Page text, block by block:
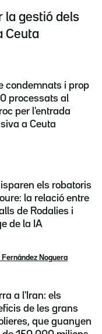
la gestió dels
Ceuta
condemnats i prop
processats al
per l'entrada
a Ceuta
els robatoris
la relació entre
de Rodalies i
de la IA
Fernández Noguera
a l'Iran: els
de les grans
que guanyen